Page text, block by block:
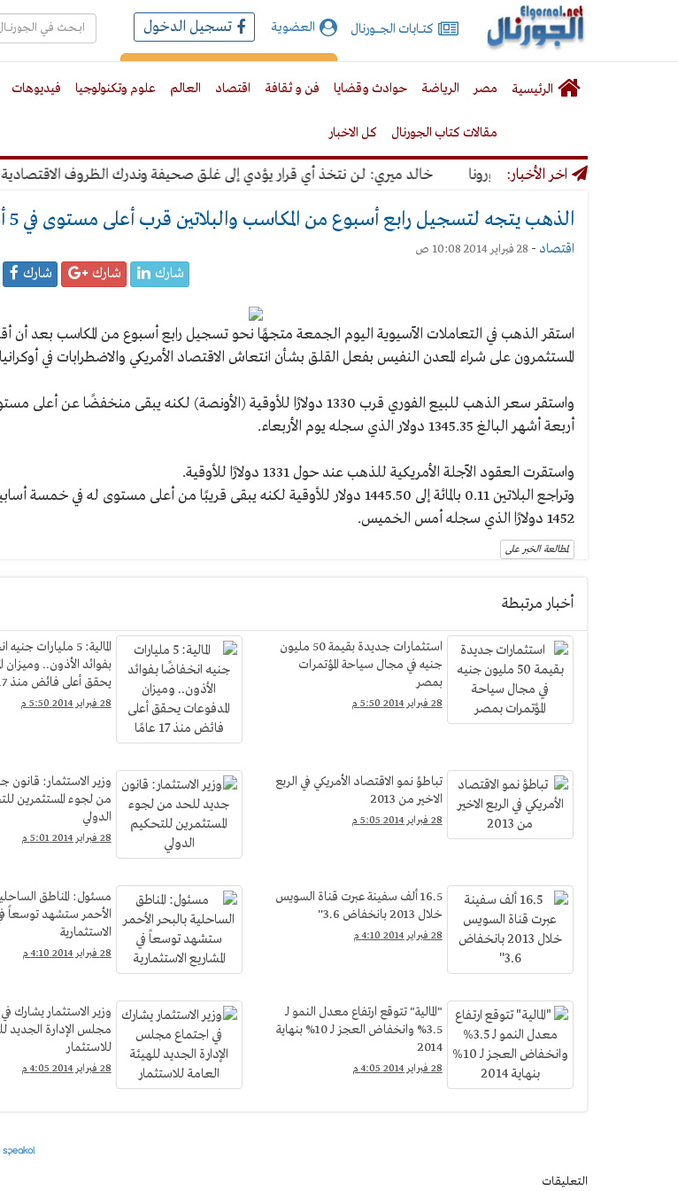
الجورنال
نت
كتـــابات الجـــــورنال العضوية تسجيل الدخول
الرئيسية مصر الرياضة حوادث وقضايا فن و ثقافة اقتصاد العالم علوم وتكنولوجيا فيديوهات
مقالات كتاب الجورنال كل الاخبار
اخر الأخبار: خالد ميري: لن نتخذ أي قرار يؤدي إلى غلق صحيفة وندرك الظروف الاقتصادية
الذهب يتجه لتسجيل رابع أسبوع من المكاسب والبلاتين قرب أعلى مستوى في 5 أسابيع
اقتصاد - 28 فبراير 2014 10:08 ص
شارك شارك شارك
استقر الذهب في التعاملات الآسيوية اليوم الجمعة متجهًا نحو تسجيل رابع أسبوع من المكاسب بعد أن
المستثمرون على شراء المعدن النفيس بفعل القلق بشأن انتعاش الاقتصاد الأمريكي والاضطرابات في
واستقر سعر الذهب للبيع الفوري قرب 1330 دولارًا للأوقية (الأونصة) لكنه يبقى منخفضًا عن
أربعة أشهر البالغ 1345.35 دولار الذي سجله يوم الأربعاء.
واستقرت العقود الآجلة الأمريكية للذهب عند حول 1331 دولارًا للأوقية.
وتراجع البلاتين 0.11 بالمائة إلى 1445.50 دولار للأوقية لكنه يبقى قريبًا من أعلى مستوى له في خمسة
1452 دولارًا الذي سجله أمس الخميس.
لمطالعة الخبر على
أخبار مرتبطة
استثمارات جديدة بقيمة 50 مليون
جنيه في مجال سياحة المؤتمرات
بمصر
28 فبراير 2014 5:50 م
المالية: 5 مليارات
بفوائد الأذون.. وميزان
يحقق أعلى فائض منذ 17 عامًا
28 فبراير 2014 5:50 م
تباطؤ نمو الاقتصاد الأمريكي في الربع
الاخير من 2013
28 فبراير 2014 5:05 م
وزير الاستثمار: قانون
من لجوء المستثمرين
الدولي
28 فبراير 2014 5:01 م
16.5 ألف سفينة عبرت قناة السويس
خلال 2013 بانخفاض 3.6''
28 فبراير 2014 4:10 م
مسئول: المناطق
الأحمر ستشهد توسعاً في
الاستثمارية
28 فبراير 2014 4:10 م
"المالية" تتوقع ارتفاع معدل النمو لـ
3.5% وانخفاض العجز لـ 10% بنهاية
2014
28 فبراير 2014 4:05 م
وزير الاستثمار يشارك
مجلس الإدارة الجديد
للاستثمار
28 فبراير 2014 4:05 م
التعليقات